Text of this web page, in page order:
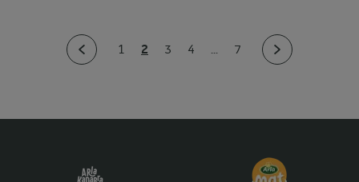
1 2 3 4 ... 7